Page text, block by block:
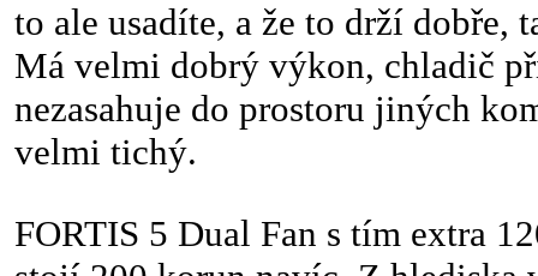
to ale usadíte, a že to drží dobře,
Má velmi dobrý výkon, chladič
nezasahuje do prostoru jiných
velmi tichý.
FORTIS 5 Dual Fan s tím extra